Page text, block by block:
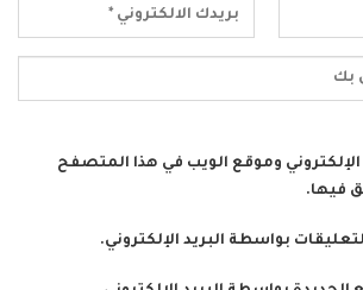
وموقع الويب في هذا المتصفح
فيها.
بواسطة البريد الإلكتروني.